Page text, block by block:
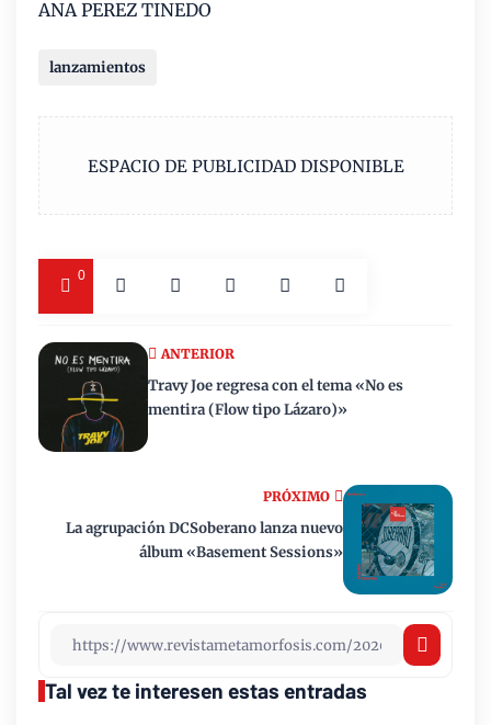
ANA PEREZ TINEDO
lanzamientos
ESPACIO DE PUBLICIDAD DISPONIBLE
0
PRÓXIMO
La agrupación DCSoberano lanza nuevo
álbum «Basement Sessions»
ANTERIOR
Travy Joe regresa con el tema «No es
mentira (Flow tipo Lázaro)»
Tal vez te interesen estas entradas